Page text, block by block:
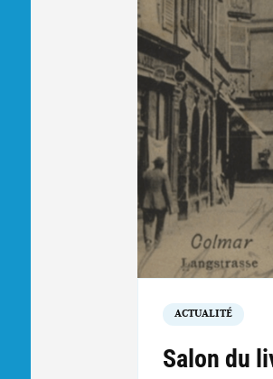
ACTUALITÉ
Salon du